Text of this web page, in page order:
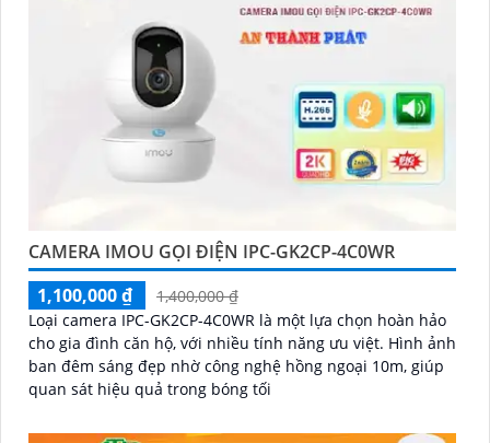
nhân tạo, cảm biến chuyển động thông minh giúp
tăng cường tính năng bảo mật.
Hỗ trợ dịch vụ sau bán hàng: Imou cung cấp dịch
vụ hỗ trợ khách hàng tốt sau khi mua sản phẩm, bảo
đảm rằng bạn sẽ có sự trợ giúp nhanh chóng khi cần
Hy vọng những thông tin trên giúp bạn tìm được lựa
CAMERA IMOU GỌI ĐIỆN IPC-GK2CP-4C0WR
1,100,000 ₫
1,400,000 ₫
Loại camera IPC-GK2CP-4C0WR là một lựa chọn hoàn hảo
cho gia đình căn hộ, với nhiều tính năng ưu việt. Hình ảnh
ban đêm sáng đẹp nhờ công nghệ hồng ngoại 10m, giúp
quan sát hiệu quả trong bóng tối